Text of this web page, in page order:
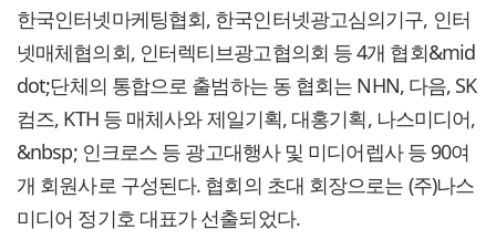
한국인터넷마케팅협회, 한국인터넷광고심의기구, 인터
넷매체협의회, 인터렉티브광고협의회 등 4개 협회&mid
dot;단체의 통합으로 출범하는 동 협회는 NHN, 다음, SK
컴즈, KTH 등 매체사와 제일기획, 대홍기획, 나스미디어,
&nbsp; 인크로스 등 광고대행사 및 미디어렙사 등 90여
개 회원사로 구성된다. 협회의 초대 회장으로는 (주)나스
미디어 정기호 대표가 선출되었다.